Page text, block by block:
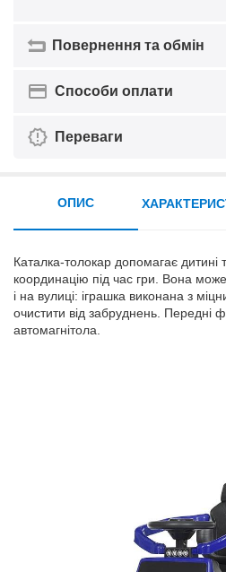
Повернення та обмін
Способи оплати
Переваги
ОПИС
Каталка-толокар допомагає дитині
координацію під час гри. Вона
і на вулиці: іграшка виконана з
очистити від забруднень. Передні
автомагнітола.